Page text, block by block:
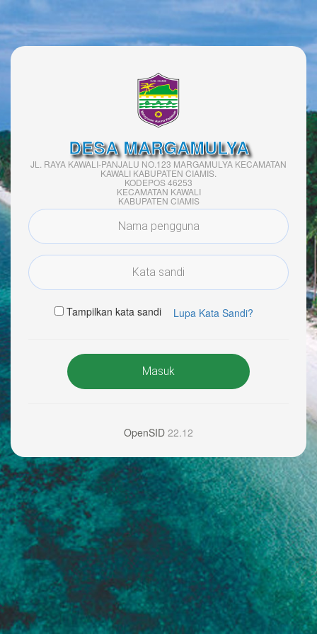
DESA MARGAMULYA
JL. RAYA KAWALI-PANJALU NO.123 MARGAMULYA KECAMATAN
KAWALI KABUPATEN CIAMIS.
KODEPOS 46253
KECAMATAN KAWALI
KABUPATEN CIAMIS
Tampilkan kata sandi Lupa Kata Sandi?
Masuk
OpenSID 22.12